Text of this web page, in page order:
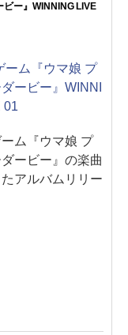
ー』WINNING LIVE
ーム『ウマ娘 プ
ービー』WINNI
01
ム『ウマ娘 プ
ービー』の楽曲
アルバムリリー